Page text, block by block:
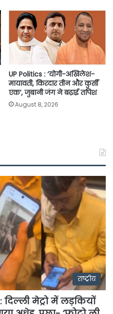
UP Politics : ‘योगी-अखिलेश-
मायावती, किरदार तीन और कुर्सी
एक’, जुबानी जंग ने बढ़ाई तपिश
August 8, 2026
राष्ट्रीय
दिल्ली मेट्रो में लड़कियों